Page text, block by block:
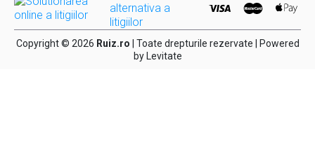
Copyright © 2026 Ruiz.ro | Toate drepturile rezervate | Powered
by Levitate